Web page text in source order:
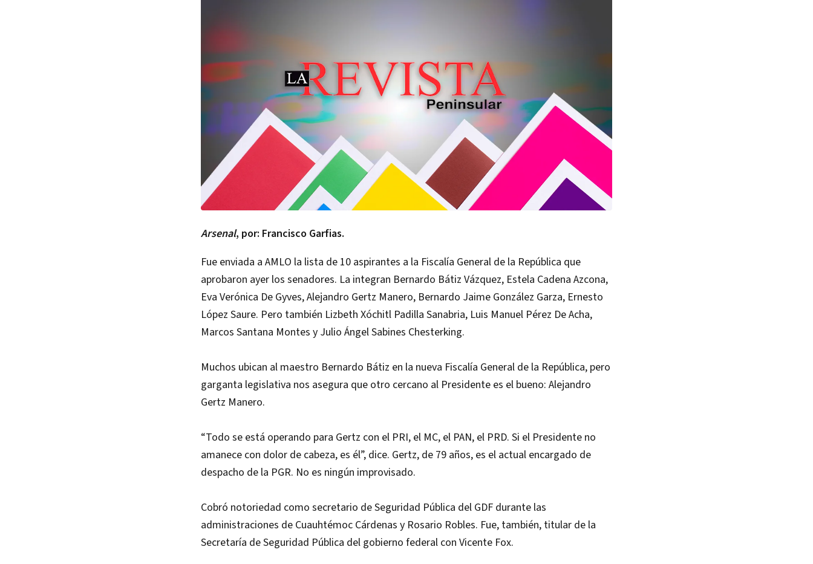
Arsenal, por: Francisco Garfias.
Fue enviada a AMLO la lista de 10 aspirantes a la Fiscalía General de la República que
aprobaron ayer los senadores. La integran Bernardo Bátiz Vázquez, Estela Cadena Azcona,
Eva Verónica De Gyves, Alejandro Gertz Manero, Bernardo Jaime González Garza, Ernesto
López Saure. Pero también Lizbeth Xóchitl Padilla Sanabria, Luis Manuel Pérez De Acha,
Marcos Santana Montes y Julio Ángel Sabines Chesterking.
Muchos ubican al maestro Bernardo Bátiz en la nueva Fiscalía General de la República, pero
garganta legislativa nos asegura que otro cercano al Presidente es el bueno: Alejandro
Gertz Manero.
“Todo se está operando para Gertz con el PRI, el MC, el PAN, el PRD. Si el Presidente no
amanece con dolor de cabeza, es él”, dice. Gertz, de 79 años, es el actual encargado de
despacho de la PGR. No es ningún improvisado.
Cobró notoriedad como secretario de Seguridad Pública del GDF durante las
administraciones de Cuauhtémoc Cárdenas y Rosario Robles. Fue, también, titular de la
Secretaría de Seguridad Pública del gobierno federal con Vicente Fox.